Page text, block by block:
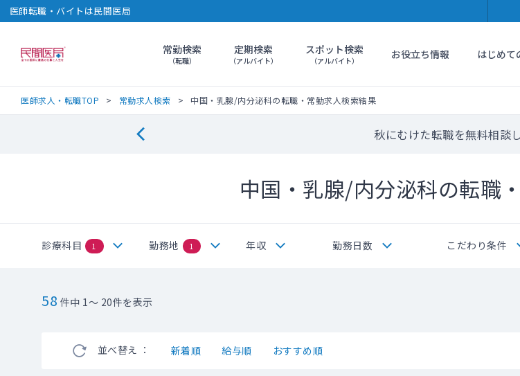
医師転職・バイトは民間医局
民間医局常勤検索
（転職）
定期検索
（アルバイト）
スポット検索
（アルバイト） お役立ち情報 はじめて
医師求人・転職TOP 常勤求人検索 中国・乳腺/内分泌科の転職・常勤求人検索結果
秋にむけた転職を無料相談
中国・乳腺/内分泌科の転職
診療科目 1 勤務地 1 年収 勤務日数 こだわり条件
58 件中 1～ 20件を表示
並べ替え ： 新着順 給与順 おすすめ順